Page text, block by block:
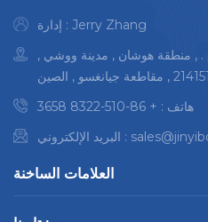
إدارة : Jerry Zhang
جينغشنغ . , منطقة هوشان , مدينة ووشي ,
214151 , مقاطعة جيانغسو , الصين
هاتف : + 86-510-8322 3658
البريد الإلكتروني :
العلامات الساخنة